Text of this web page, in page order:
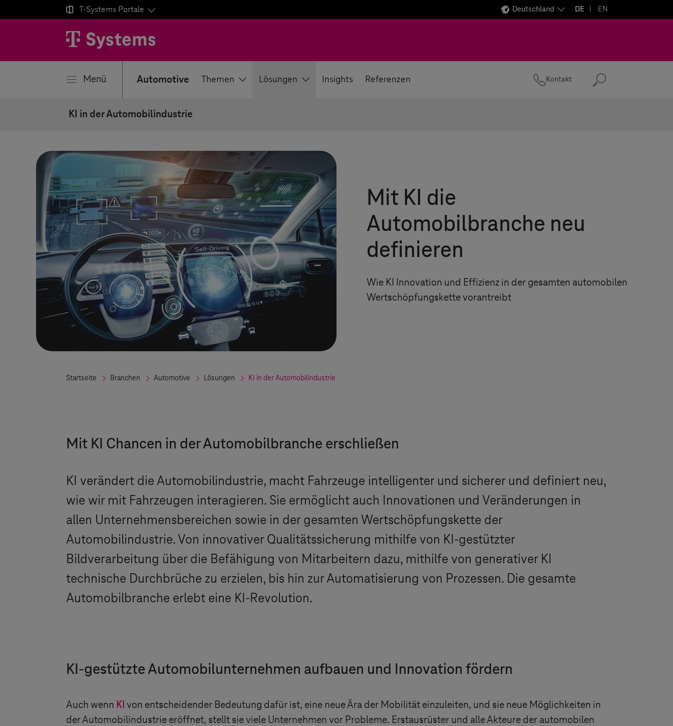
 T-Systems Portale Deutschland DE EN
Menü Automotive Themen Lösungen Insights Referenzen Kontakt Suchen
KI in der Automobilindustrie
Mit KI die
Automobilbranche neu
definieren
Wie KI Innovation und Effizienz in der gesamten automobilen
Wertschöpfungskette vorantreibt
Startseite Branchen Automotive Lösungen KI in der Automobilindustrie
Mit KI Chancen in der Automobilbranche erschließen
KI verändert die Automobilindustrie, macht Fahrzeuge intelligenter und sicherer und definiert neu,
wie wir mit Fahrzeugen interagieren. Sie ermöglicht auch Innovationen und Veränderungen in
allen Unternehmensbereichen sowie in der gesamten Wertschöpfungskette der
Automobilindustrie. Von innovativer Qualitätssicherung mithilfe von KI-gestützter
Bildverarbeitung über die Befähigung von Mitarbeitern dazu, mithilfe von generativer KI
technische Durchbrüche zu erzielen, bis hin zur Automatisierung von Prozessen. Die gesamte
Automobilbranche erlebt eine KI-Revolution.
KI-gestützte Automobilunternehmen aufbauen und Innovation fördern
Auch wenn KI von entscheidender Bedeutung dafür ist, eine neue Ära der Mobilität einzuleiten, und sie neue Möglichkeiten in
der Automobilindustrie eröffnet, stellt sie viele Unternehmen vor Probleme. Erstausrüster und alle Akteure der automobilen